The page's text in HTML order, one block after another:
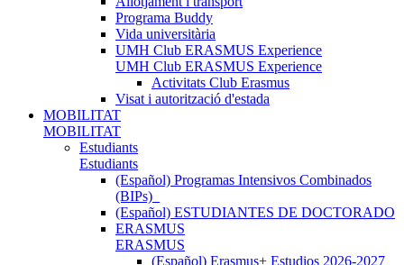
Programa Buddy
Vida universitària
UMH Club ERASMUS Experience
UMH Club ERASMUS Experience
Activitats Club Erasmus
Visat i autorització d'estada
MOBILITAT
MOBILITAT
Estudiants
Estudiants
(Español) Programas Intensivos Combinados
(BIPs)_
(Español) ESTUDIANTES DE DOCTORADO
ERASMUS
ERASMUS
(Español) Erasmus+ Estudios 2026-2027